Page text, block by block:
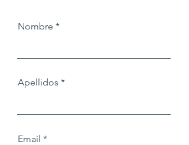
Nombre
Apellidos
Email